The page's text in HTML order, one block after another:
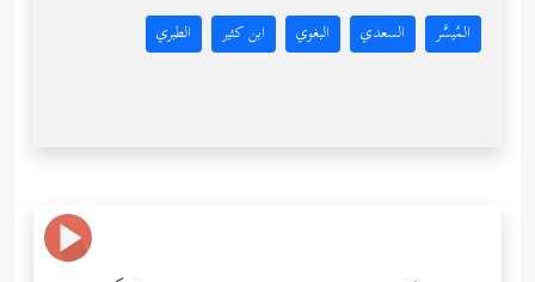
المُيسَّر السعدي البغوي ابن كثير الطبري